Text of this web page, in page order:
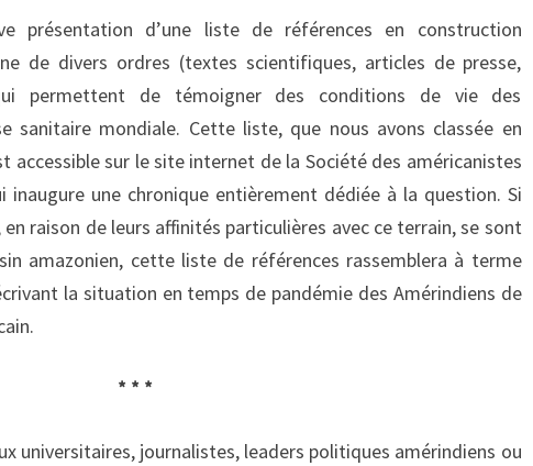
présentation d’une liste de références en construction
de divers ordres (textes scientifiques, articles de presse,
permettent de témoigner des conditions de vie des
sanitaire mondiale. Cette liste, que nous avons classée en
accessible sur le site internet de la Société des américanistes
inaugure une chronique entièrement dédiée à la question. Si
raison de leurs affinités particulières avec ce terrain, se sont
amazonien, cette liste de références rassemblera à terme
la situation en temps de pandémie des Amérindiens de
* * *
universitaires, journalistes, leaders politiques amérindiens ou